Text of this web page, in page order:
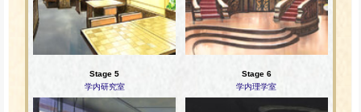
Stage 5
学内研究室
Stage 6
学内理学室